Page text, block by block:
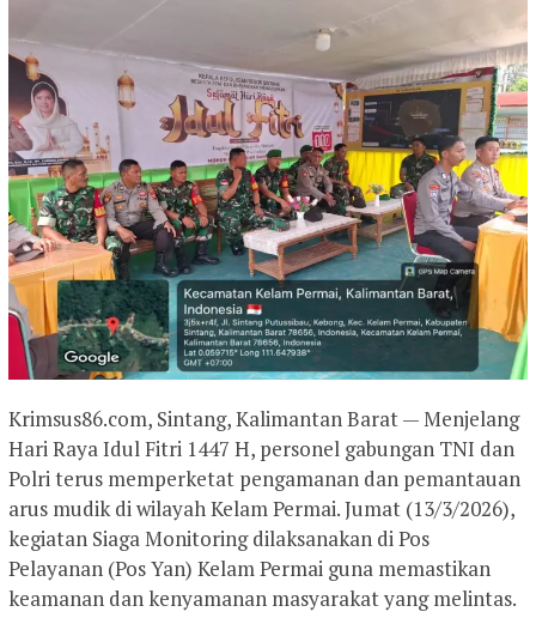
Krimsus86.com, Sintang, Kalimantan Barat — Menjelang
Hari Raya Idul Fitri 1447 H, personel gabungan TNI dan
Polri terus memperketat pengamanan dan pemantauan
arus mudik di wilayah Kelam Permai. Jumat (13/3/2026),
kegiatan Siaga Monitoring dilaksanakan di Pos
Pelayanan (Pos Yan) Kelam Permai guna memastikan
keamanan dan kenyamanan masyarakat yang melintas.